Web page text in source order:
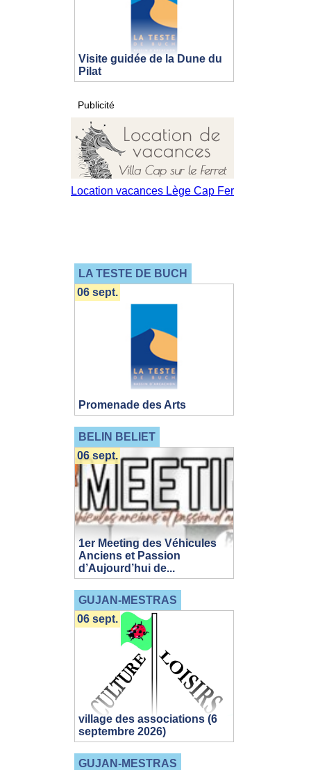
Visite guidée de la Dune du
Pilat
Publicité
LA TESTE DE BUCH
Promenade des Arts
06 sept.
BELIN BELIET
1er Meeting des Véhicules
Anciens et Passion
d’Aujourd’hui de...
06 sept.
GUJAN-MESTRAS
village des associations (6
septembre 2026)
06 sept.
GUJAN-MESTRAS